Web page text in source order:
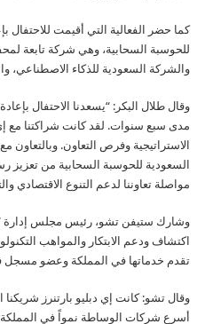
كما حضر الفعالية التي أقيمت للاحتفال
والشركة السعودية للذكاء الاصطناعي،
وقال طلال البكر: “يسعدنا الاحتفال
مدى سبع سنوات. لقد كانت شراكتنا مع إي
السعودية للحوسبة السحابية من تعزيز
مواصلة تعاوننا لدعم التنوع الاقتصادي
وشارك ستيفن تشو، رئيس مجلس إدارة
اكتشاف ودعم الابتكار والمواهب
تقدم خدماتها في المملكة وعضو مسجل
وقال تشو: كانت إي دبليو بارتنرز شريكنا
أسرع شركات الوساطة نمواً في المملكة،